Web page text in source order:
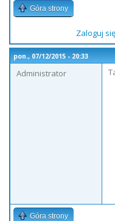
Góra strony
Zaloguj się
pon., 07/12/2015 - 20:33
Administrator
Góra strony